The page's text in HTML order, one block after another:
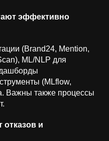
эффективно
(Brand24, Mention,
ML/NLP для
дашборды
(MLflow,
Важны также процессы
отказов и